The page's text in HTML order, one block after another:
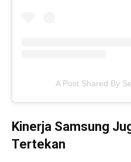
A Post Shared By
Kinerja Samsung
Tertekan